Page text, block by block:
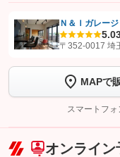
【STEP1】認証画面でグー
トーク画面で
完了してくださ
Ｎ＆Ｉガレー
5.0
〒352-0017 埼
MAPで
スマートフ
オンライン